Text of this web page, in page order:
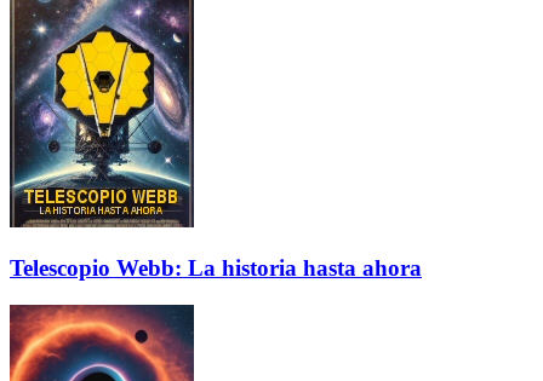
Telescopio Webb: La historia hasta ahora